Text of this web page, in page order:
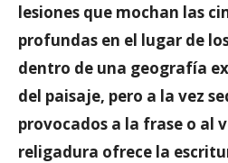
lesiones que mochan las
profundas en el lugar de
dentro de una geografía
del paisaje, pero a la vez
provocados a la frase o al
religadura ofrece la